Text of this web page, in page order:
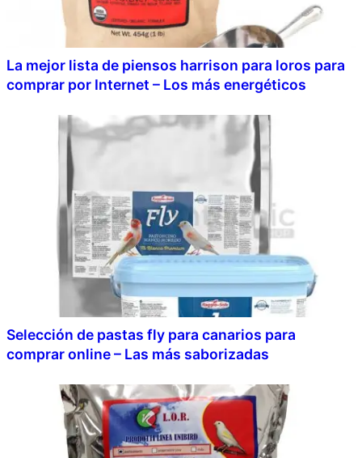
La mejor lista de piensos harrison para loros para
comprar por Internet – Los más energéticos
Selección de pastas fly para canarios para
comprar online – Las más saborizadas